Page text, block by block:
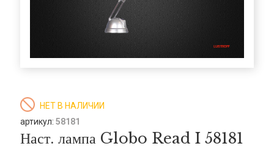
НЕТ В НАЛИЧИИ
артикул: 58181
Наст. лампа Globo Read I 58181